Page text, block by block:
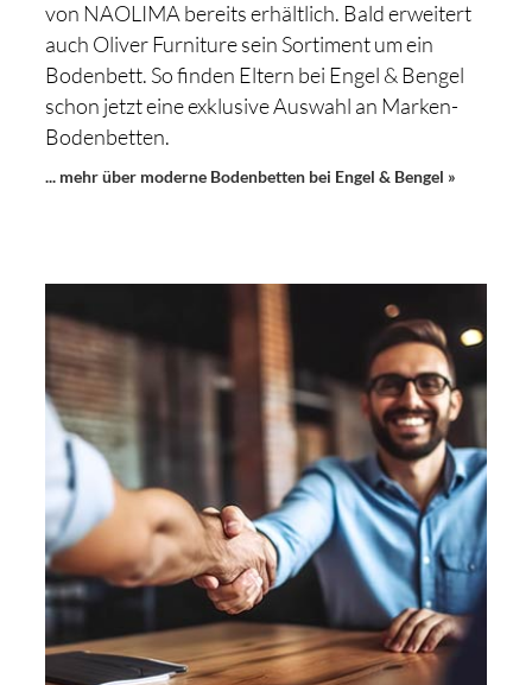
von NAOLIMA bereits erhältlich. Bald erweitert
auch Oliver Furniture sein Sortiment um ein
Bodenbett. So finden Eltern bei Engel & Bengel
schon jetzt eine exklusive Auswahl an Marken-
Bodenbetten.
... mehr über moderne Bodenbetten bei Engel & Bengel »